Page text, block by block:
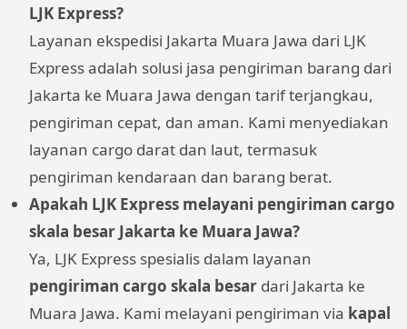
LJK Express?
Layanan ekspedisi Jakarta Muara Jawa dari LJK
Express adalah solusi jasa pengiriman barang dari
Jakarta ke Muara Jawa dengan tarif terjangkau,
pengiriman cepat, dan aman. Kami menyediakan
layanan cargo darat dan laut, termasuk
pengiriman kendaraan dan barang berat.
Apakah LJK Express melayani pengiriman cargo
skala besar Jakarta ke Muara Jawa?
Ya, LJK Express spesialis dalam layanan
pengiriman cargo skala besar dari Jakarta ke
Muara Jawa. Kami melayani pengiriman via kapal